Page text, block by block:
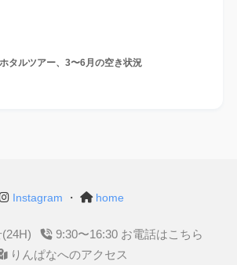
タルツアー、3〜6月の空き状況
Instagram ・ home
9:30〜16:30 お電話はこちら
りんぱなへのアクセス